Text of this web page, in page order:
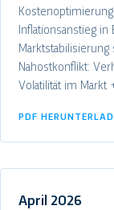
Inflationsanstieg
Nahostkonflikt:
Volatilität im Markt
PDF
April 2026